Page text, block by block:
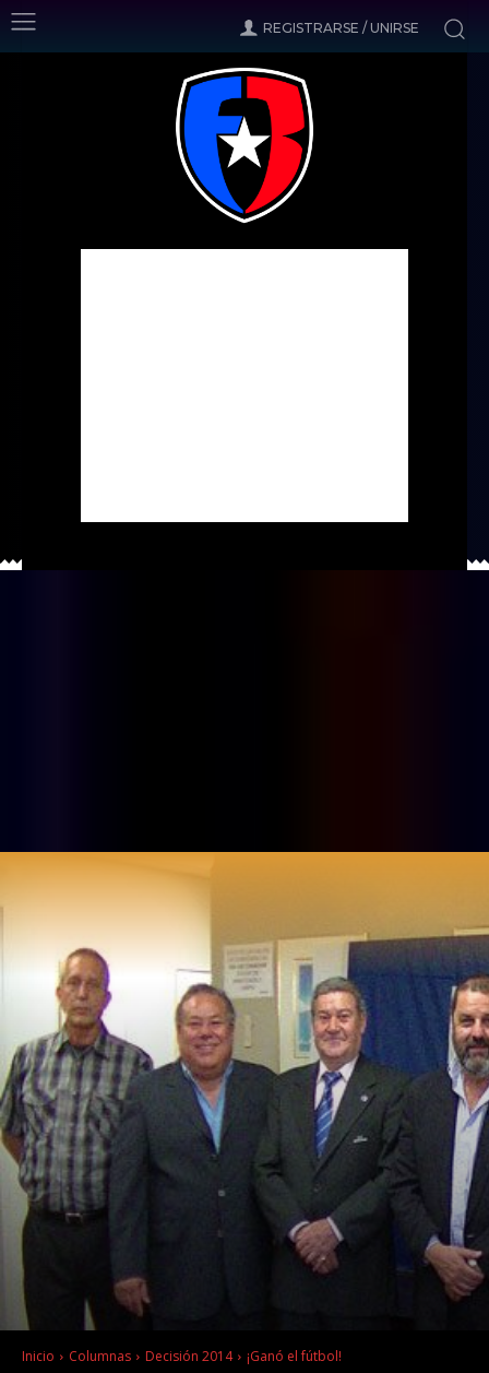
REGISTRARSE / UNIRSE
Inicio Columnas Decisión 2014 ¡Ganó el fútbol!